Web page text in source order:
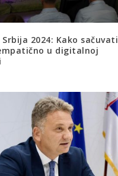
Srbija 2024: Kako sačuvati
u digitalnoj